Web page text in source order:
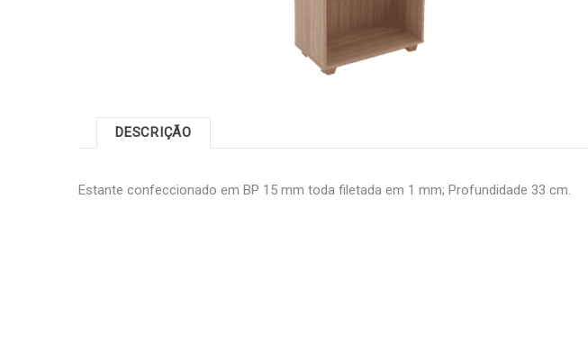
DESCRIÇÃO
Estante confeccionado em BP 15 mm toda filetada em 1 mm; Profundidade 33 cm.